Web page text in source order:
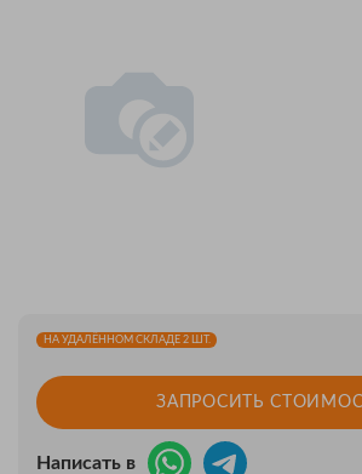
НА УДАЛЁННОМ СКЛАДЕ 2 ШТ.
ЗАПРОСИТЬ
Написать в